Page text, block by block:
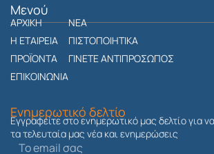
t
a
g
r
a
m
Μενού
ΑΡΧΙΚΗ
Η ΕΤΑΙΡΕΙΑ
ΠΡΟΪΟΝΤΑ
ΕΠΙΚΟΙΝΩΝΙΑ
ΝΕΑ
ΠΙΣΤΟΠΟΙΗΤΙΚΑ
ΓΙΝΕΤΕ ΑΝΤΙΠΡΟΣΩΠΟΣ
Ενημερωτικό δελτίο
Εγγραφείτε στο ενημερωτικό μας δελτίο για
τα τελευταία μας νέα και ενημερώσεις
Ηλεκτρονικό